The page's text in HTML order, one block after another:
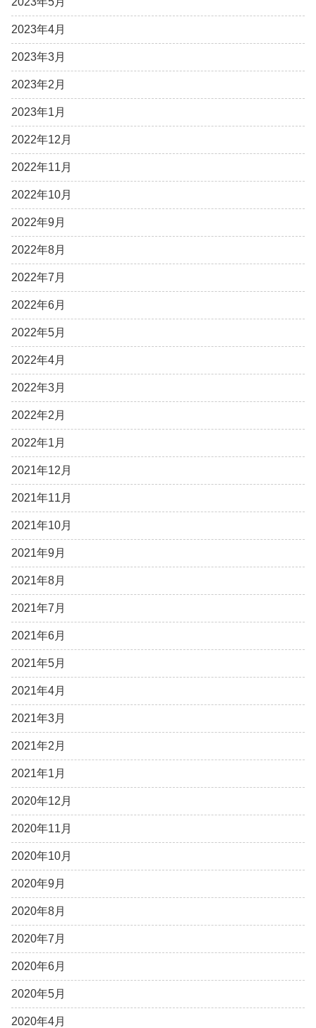
2023年4月
2023年3月
2023年2月
2023年1月
2022年12月
2022年11月
2022年10月
2022年9月
2022年8月
2022年7月
2022年6月
2022年5月
2022年4月
2022年3月
2022年2月
2022年1月
2021年12月
2021年11月
2021年10月
2021年9月
2021年8月
2021年7月
2021年6月
2021年5月
2021年4月
2021年3月
2021年2月
2021年1月
2020年12月
2020年11月
2020年10月
2020年9月
2020年8月
2020年7月
2020年6月
2020年5月
2020年4月